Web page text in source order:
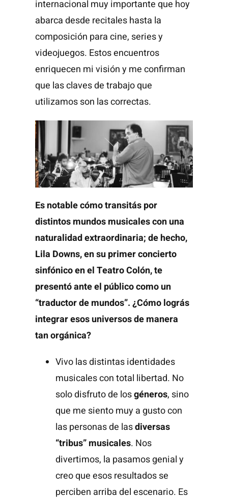
internacional muy importante que hoy
abarca desde recitales hasta la
composición para cine, series y
videojuegos. Estos encuentros
enriquecen mi visión y me confirman
que las claves de trabajo que
utilizamos son las correctas.
Es notable cómo transitás por
distintos mundos musicales con una
naturalidad extraordinaria; de hecho,
Lila Downs, en su primer concierto
sinfónico en el Teatro Colón, te
presentó ante el público como un
“traductor de mundos”. ¿Cómo lográs
integrar esos universos de manera
tan orgánica?
Vivo las distintas identidades
musicales con total libertad. No
solo disfruto de losgéneros, sino
que me siento muy a gusto con
las personas de lasdiversas
“tribus” musicales. Nos
divertimos, la pasamos genial y
creo que esos resultados se
perciben arriba del escenario. Es